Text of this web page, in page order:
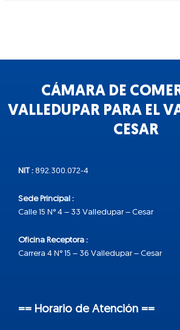
CÁMARA DE
VALLEDUPAR PARA EL
CESAR
NIT : 892.300.072-4
Sede Principal :
Calle 15 N° 4 – 33 Valledupar – Cesar
Oficina Receptora :
Carrera 4 N° 15 – 36 Valledupar – Cesar
== Horario de Atención ==